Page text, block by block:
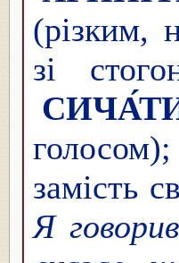
(різким,
зі
голосом);
замість
Я